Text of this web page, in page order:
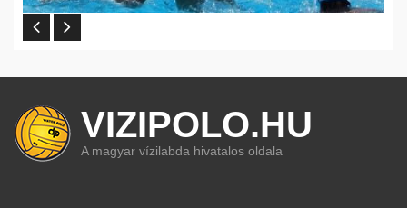
VIZIPOLO.HU
A magyar vízilabda hivatalos oldala